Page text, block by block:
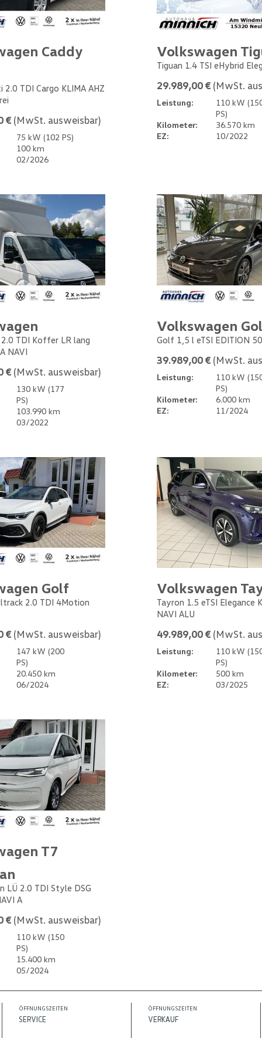
Caddy
2.0 TDI Cargo KLIMA AHZ
€ (MwSt. ausweisbar)
75 kW (102 PS)
100 km
02/2026
Volkswagen
Tiguan 1.4 TSI eHybrid
29.989,00 € (MwSt.
Leistung:
110 kW
PS)
Kilometer:
36.570 km
EZ:
10/2022
TDI Koffer LR lang
NAVI
€ (MwSt. ausweisbar)
130 kW (177
PS)
103.990 km
03/2022
Volkswagen
Golf 1,5 l eTSI EDITION 50
39.989,00 € (MwSt.
Leistung:
110 kW
PS)
Kilometer:
6.000 km
EZ:
11/2024
Golf
2.0 TDI 4Motion
€ (MwSt. ausweisbar)
147 kW (200
PS)
20.450 km
06/2024
Volkswagen
Tayron 1.5 eTSI Elegance
NAVI ALU
49.989,00 € (MwSt.
Leistung:
110 kW
PS)
Kilometer:
500 km
EZ:
03/2025
T7
LÜ 2.0 TDI Style DSG
A
€ (MwSt. ausweisbar)
110 kW (150
PS)
15.400 km
05/2024
ÖFFNUNGSZEITEN
SERVICE
ÖFFNUNGSZEITEN
VERKAUF